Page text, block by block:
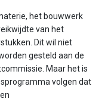
het bouwwerk
van het
Dit wil niet
gesteld aan de
Maar het is
volgen dat